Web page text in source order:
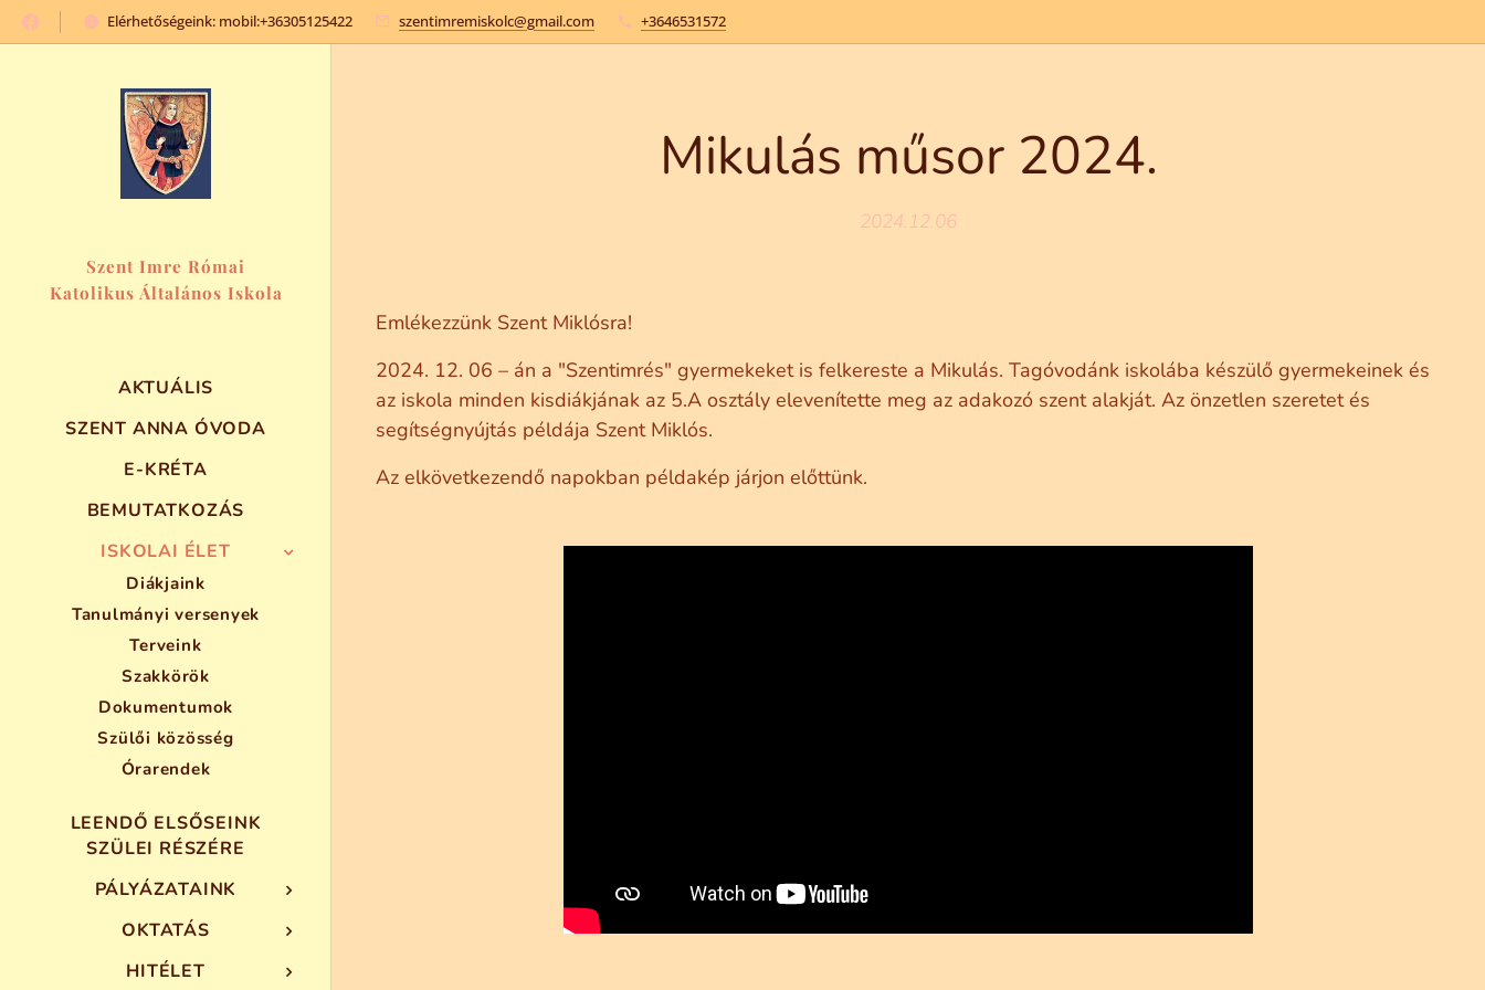
Elérhetőségeink: mobil:+36305125422 szentimremiskolc@gmail.com +3646531572
Szent Imre Római
Katolikus Általános Iskola
AKTUÁLIS
SZENT ANNA ÓVODA
E-KRÉTA
BEMUTATKOZÁS
ISKOLAI ÉLET
Diákjaink
Tanulmányi versenyek
Terveink
Szakkörök
Dokumentumok
Szülői közösség
Órarendek
LEENDŐ ELSŐSEINK
SZÜLEI RÉSZÉRE
PÁLYÁZATAINK
OKTATÁS
HITÉLET
Mikulás műsor 2024.
2024.12.06
Emlékezzünk Szent Miklósra!
2024. 12. 06 – án a "Szentimrés" gyermekeket is felkereste a Mikulás. Tagóvodánk iskolába készülő gyermekeinek és
az iskola minden kisdiákjának az 5.A osztály elevenítette meg az adakozó szent alakját. Az önzetlen szeretet és
segítségnyújtás példája Szent Miklós.
Az elkövetkezendő napokban példakép járjon előttünk.